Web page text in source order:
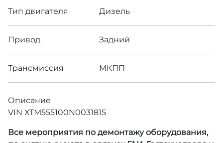
Тип двигателя Дизель
Привод Задний
Трансмиссия МКПП
Описание
VIN ХТМ555100N0031815
Все мероприятия по демонтажу оборудования,